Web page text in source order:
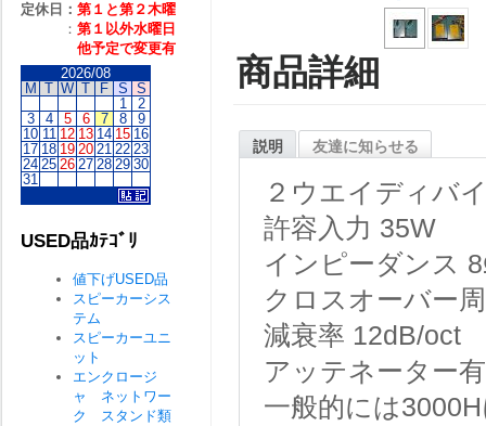
商品詳細
説明 友達に知らせる
２ウエイディバ
許容入力 35W
インピーダンス
クロスオーバー
減衰率 12dB/oct
アッテネーター有
一般的には
定休日： 第１と第２木曜
： 第１以外水曜日
他予定で変更有
2026/08
M T W T F S S
1
2
3
4 5 6 7 8
9
10 11 12 13 14 15 16
17 18 19 20 21 22 23
24 25 26 27 28 29 30
31
USED品ｶﾃｺﾞﾘ
値下げUSED品
スピーカーシス
テム
スピーカーユニ
ット
エンクロージ
ャ ネットワー
ク スタンド類